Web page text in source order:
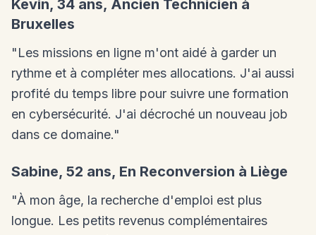
Kevin, 34 ans, Ancien Technicien à
Bruxelles
"Les missions en ligne m'ont aidé à garder un
rythme et à compléter mes allocations. J'ai aussi
profité du temps libre pour suivre une formation
en cybersécurité. J'ai décroché un nouveau job
dans ce domaine."
Sabine, 52 ans, En Reconversion à Liège
"À mon âge, la recherche d'emploi est plus
longue. Les petits revenus complémentaires